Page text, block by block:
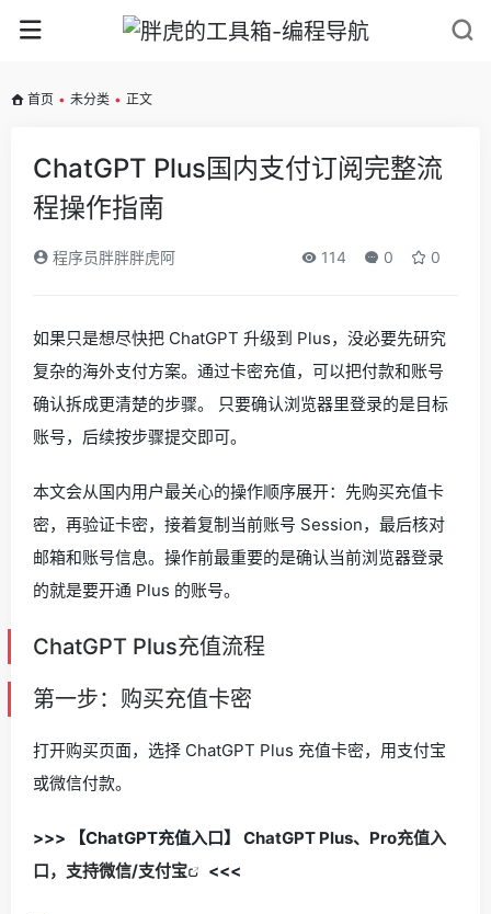
首页 • 未分类 • 正文
ChatGPT Plus国内支付订阅完整流
程操作指南
程序员胖胖胖虎阿 114 0 0
如果只是想尽快把 ChatGPT 升级到 Plus，没必要先研究
复杂的海外支付方案。通过卡密充值，可以把付款和账号
确认拆成更清楚的步骤。 只要确认浏览器里登录的是目标
账号，后续按步骤提交即可。
本文会从国内用户最关心的操作顺序展开：先购买充值卡
密，再验证卡密，接着复制当前账号 Session，最后核对
邮箱和账号信息。操作前最重要的是确认当前浏览器登录
的就是要开通 Plus 的账号。
ChatGPT Plus充值流程
第一步：购买充值卡密
打开购买页面，选择 ChatGPT Plus 充值卡密，用支付宝
或微信付款。
>>> 【ChatGPT充值入口】 ChatGPT Plus、Pro充值入
口，支持微信/支付宝
<<<